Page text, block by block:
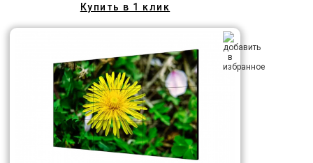
Купить в 1 клик